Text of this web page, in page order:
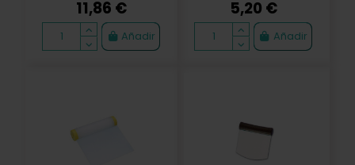
11,86 €
Añadir
5,20 €
Añadir